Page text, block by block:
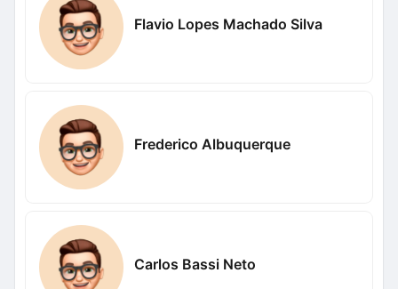
Flavio Lopes Machado Silva
Frederico Albuquerque
Carlos Bassi Neto